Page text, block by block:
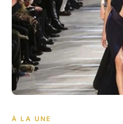
À LA UNE